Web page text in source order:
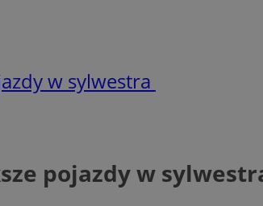
w sylwestra
pojazdy w